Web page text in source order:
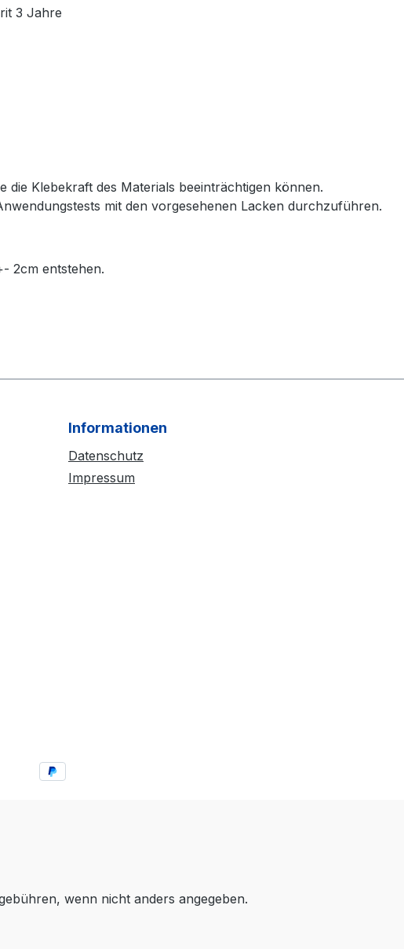
3 Jahre
Klebekraft des Materials beeinträchtigen können.
mit den vorgesehenen Lacken durchzuführen.
2cm entstehen.
Informationen
Datenschutz
Impressum
wenn nicht anders angegeben.